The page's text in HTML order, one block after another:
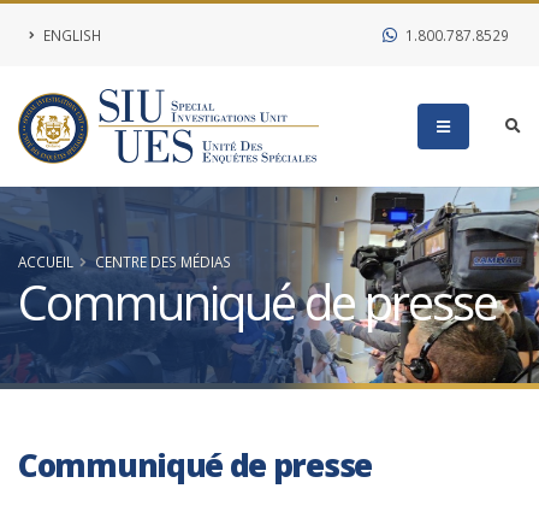
ENGLISH 1.800.787.8529
ACCUEIL CENTRE DES MÉDIAS
Communiqué de presse
Communiqué de presse